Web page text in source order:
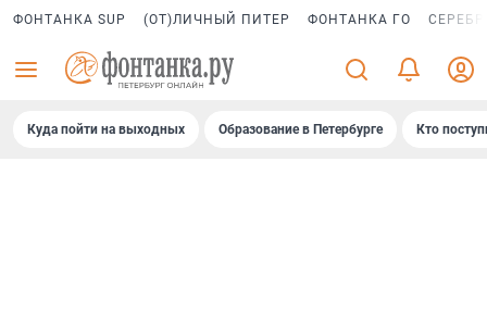
ФОНТАНКА SUP (ОТ)ЛИЧНЫЙ ПИТЕР ФОНТАНКА ГО
Куда пойти на выходных Образование в Петербурге Кто